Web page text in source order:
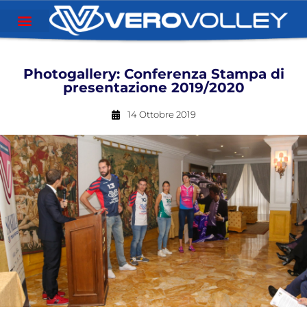
Photogallery: Conferenza Stampa di
presentazione 2019/2020
14 Ottobre 2019